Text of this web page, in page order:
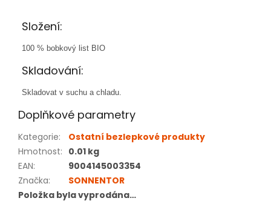
Složení:
100 % bobkový list BIO
Skladování:
Skladovat v suchu a chladu.
Doplňkové parametry
Kategorie:
Ostatní bezlepkové produkty
Hmotnost: 0.01 kg
EAN:
9004145003354
Značka:
SONNENTOR
Položka byla vyprodána…